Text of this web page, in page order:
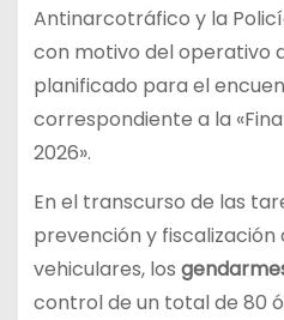
Antinarcotráfico y la
con motivo del operativo
planificado para el
correspondiente a la
2026».
En el transcurso de las
prevención y fiscalización
vehiculares, los
control de un total de 80